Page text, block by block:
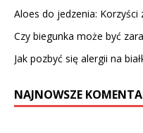
Aloes do jedzenia:
Czy biegunka może być
Jak pozbyć się alergii na
NAJNOWSZE